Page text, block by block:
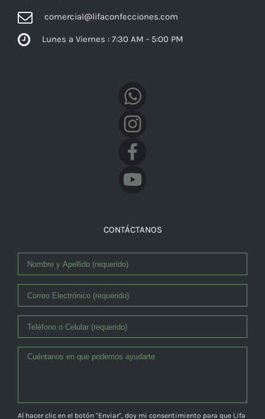
comercial@lifaconfecciones.com
Lunes a Viernes : 7:30 AM - 5:00 PM
CONTÁCTANOS
Al hacer clic en el botón "Enviar", doy mi consentimiento para que Lifa